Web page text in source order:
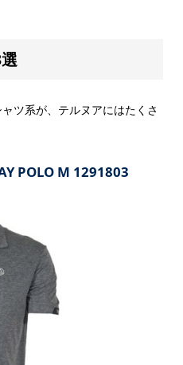
ツ系が、テルヌアにはたくさ
POLO M 1291803